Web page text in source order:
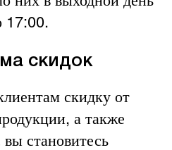
17:00.
скидок
скидку от
а также
становитесь